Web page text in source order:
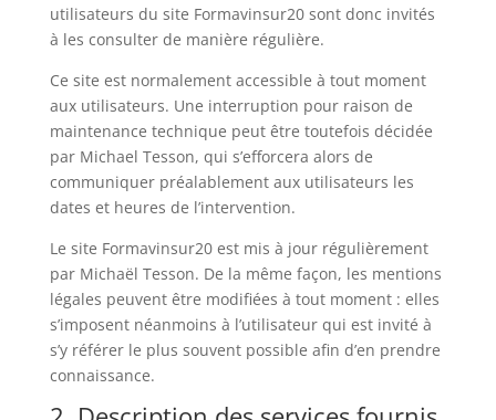
utilisateurs du site Formavinsur20 sont donc invités
à les consulter de manière régulière.
Ce site est normalement accessible à tout moment
aux utilisateurs. Une interruption pour raison de
maintenance technique peut être toutefois décidée
par Michael Tesson, qui s’efforcera alors de
communiquer préalablement aux utilisateurs les
dates et heures de l’intervention.
Le site Formavinsur20 est mis à jour régulièrement
par Michaël Tesson. De la même façon, les mentions
légales peuvent être modifiées à tout moment : elles
s’imposent néanmoins à l’utilisateur qui est invité à
s’y référer le plus souvent possible afin d’en prendre
connaissance.